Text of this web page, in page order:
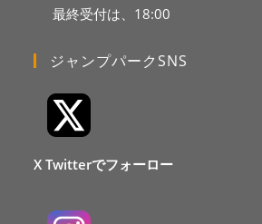
最終受付は、18:00
ジャンプパークSNS
X Twitterでフォーロー